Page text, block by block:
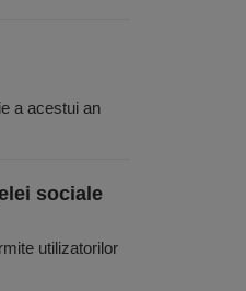
a acestui an
sociale
utilizatorilor